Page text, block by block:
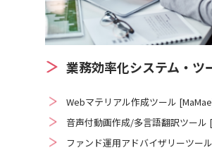
業務効率化システム・ツ
Webマテリアル作成ツール
音声付動画作成/多言語翻訳ツール
ファンド運用アドバイザリーツー